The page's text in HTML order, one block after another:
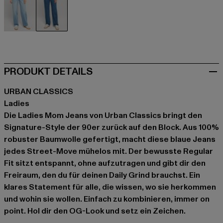
PRODUKT DETAILS
URBAN CLASSICS
Ladies
Die Ladies Mom Jeans von Urban Classics bringt den
Signature-Style der 90er zurück auf den Block. Aus 100%
robuster Baumwolle gefertigt, macht diese blaue Jeans
jedes Street-Move mühelos mit. Der bewusste Regular
Fit sitzt entspannt, ohne aufzutragen und gibt dir den
Freiraum, den du für deinen Daily Grind brauchst. Ein
klares Statement für alle, die wissen, wo sie herkommen
und wohin sie wollen. Einfach zu kombinieren, immer on
point. Hol dir den OG-Look und setz ein Zeichen.